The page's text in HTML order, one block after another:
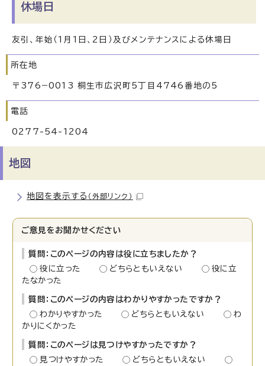
休場日
友引、年始（1月1日、2日）及びメンテナンスによる休場日
所在地
〒376−0013 桐生市広沢町5丁目4746番地の5
電話
0277-54-1204
地図
地図を表示する （外部リンク）
ご意見をお聞かせください
質問：このページの内容は役に立ちましたか？
役に立った
どちらともいえない
役に立
たなかった
質問：このページの内容はわかりやすかったですか？
わかりやすかった
どちらともいえない
わ
かりにくかった
質問：このページは見つけやすかったですか？
見つけやすかった
どちらともいえない